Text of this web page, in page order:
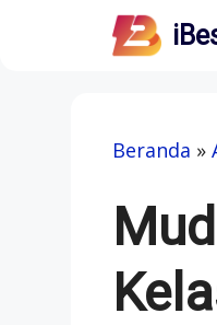
Beranda »